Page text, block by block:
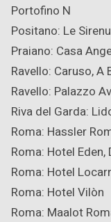
Portofino N
Positano: Le
Praiano: Casa
Ravello: Caruso,
Ravello: Palazzo
Riva del Garda:
Roma: Hassler
Roma: Hotel
Roma: Hotel
Roma: Hotel Vilòn
Roma: Maalot